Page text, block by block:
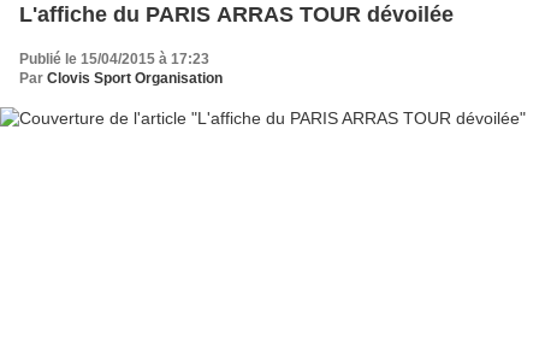
L'affiche du PARIS ARRAS TOUR dévoilée
Publié le 15/04/2015 à 17:23
Par Clovis Sport Organisation